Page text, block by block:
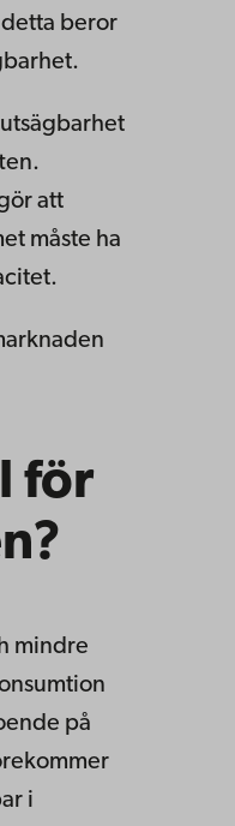
beror
att
måste ha
för
mindre
på
i